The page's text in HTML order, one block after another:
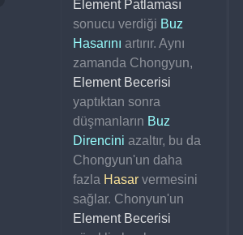
Element Patlaması
sonucu verdiği Buz
Hasarını artırır. Aynı
zamanda Chongyun,
Element Becerisi
yaptıktan sonra
düşmanların Buz
Direncini azaltır, bu da
Chongyun'un daha
fazla Hasar vermesini
sağlar. Chonyun'un
Element Becerisi